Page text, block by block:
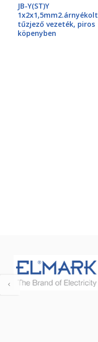
JB-Y(ST)Y
1x2x1,5mm2.árnyékolt
tűzjező vezeték, piros
köpenyben